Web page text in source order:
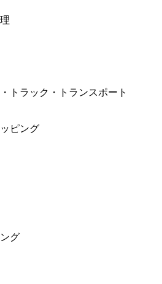
トラック・トランスポート
ピング
グ